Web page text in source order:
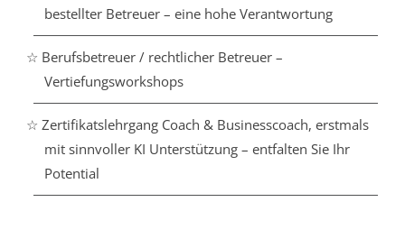
bestellter Betreuer – eine hohe Verantwortung
☆ Berufsbetreuer / rechtlicher Betreuer –
Vertiefungsworkshops
☆ Zertifikatslehrgang Coach & Businesscoach, erstmals
mit sinnvoller KI Unterstützung – entfalten Sie Ihr
Potential